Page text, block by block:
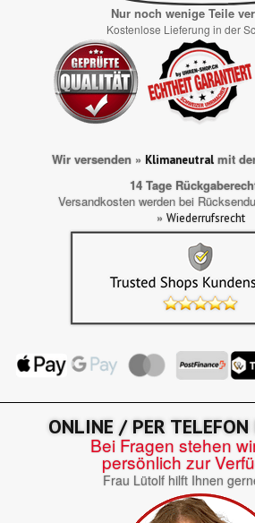
Nur noch wenige Teile
Kostenlose Lieferung in der
Wir versenden » Klimaneutralmit
14 Tage
Versandkosten werden bei
» Wiederrufsrecht
ONLINE / PER TELEFON
Bei Fragen stehen
persönlich zur
Frau Lütolf hilft Ihnen